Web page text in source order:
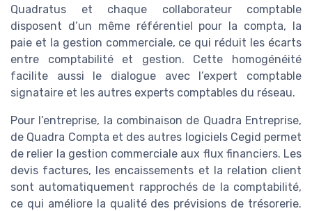
Quadratus et chaque collaborateur comptable
disposent d’un même référentiel pour la compta, la
paie et la gestion commerciale, ce qui réduit les écarts
entre comptabilité et gestion. Cette homogénéité
facilite aussi le dialogue avec l’expert comptable
signataire et les autres experts comptables du réseau.
Pour l’entreprise, la combinaison de Quadra Entreprise,
de Quadra Compta et des autres logiciels Cegid permet
de relier la gestion commerciale aux flux financiers. Les
devis factures, les encaissements et la relation client
sont automatiquement rapprochés de la comptabilité,
ce qui améliore la qualité des prévisions de trésorerie.